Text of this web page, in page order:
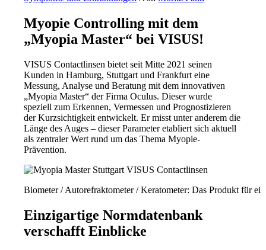
Myopie Controlling mit dem
„Myopia Master“ bei VISUS!
VISUS Contactlinsen bietet seit Mitte 2021 seinen
Kunden in Hamburg, Stuttgart und Frankfurt eine
Messung, Analyse und Beratung mit dem innovativen
„Myopia Master“ der Firma Oculus. Dieser wurde
speziell zum Erkennen, Vermessen und Prognostizieren
der Kurzsichtigkeit entwickelt. Er misst unter anderem die
Länge des Auges – dieser Parameter etabliert sich aktuell
als zentraler Wert rund um das Thema Myopie-
Prävention.
Biometer / Autorefraktometer / Keratometer: Das Produkt für
Einzigartige Normdatenbank
verschafft Einblicke